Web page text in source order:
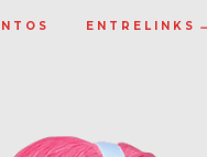
ENTRELINKS